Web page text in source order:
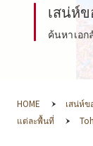
เสน่ห์
ค้นหาเอ
HOME เสน่ห์
แต่ละพื้นที่